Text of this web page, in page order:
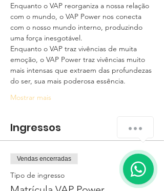
Enquanto o VAP reorganiza a nossa relação
com o mundo, o VAP Power nos conecta
com o nosso mundo interno, produzindo
uma força inesgotável.
Enquanto o VAP traz vivências de muita
emoção, o VAP Power traz vivências muito
mais intensas que extraem das profundezas
do ser, sua mais poderosa essência.
Mostrar mais
Ingressos
Vendas encerradas
Tipo de ingresso